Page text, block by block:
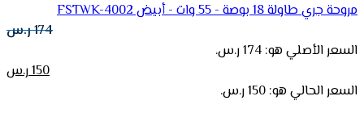
مروحة جري طاولة 18 بوصة - 55 وات - أبيض FSTWK-4002
174ر.س
السعر الأصلي هو: 174 ر.س.
150ر.س
السعر الحالي هو: 150 ر.س.